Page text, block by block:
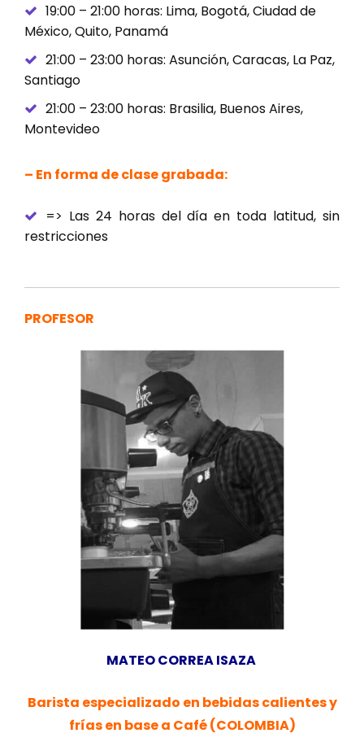
19:00 – 21:00 horas: Lima, Bogotá, Ciudad de
México, Quito, Panamá
21:00 – 23:00 horas: Asunción, Caracas, La Paz,
Santiago
21:00 – 23:00 horas: Brasilia, Buenos Aires,
Montevideo
– En forma de clase grabada:
=> Las 24 horas del día en toda latitud, sin
restricciones
PROFESOR
MATEO CORREA ISAZA
Barista especializado en bebidas calientes y
frías en base a Café (COLOMBIA)